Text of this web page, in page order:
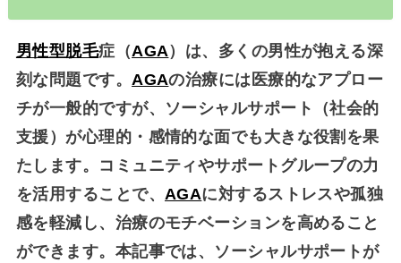
男性型脱毛症（AGA）は、多くの男性が抱える深
刻な問題です。 AGAの治療には医療的なアプロー
チが一般的ですが、ソーシャルサポート（社会的
支援）が心理的・感情的な面でも大きな役割を果
たします。コミュニティやサポートグループの力
を活用することで、 AGAに対するストレスや孤独
感を軽減し、治療のモチベーションを高めること
ができます。本記事では、ソーシャルサポートが